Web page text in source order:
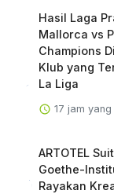
Hasil Laga
Mallorca vs
Champions
Klub yang
La Liga
17 jam yang
ARTOTEL
Goethe-
Rayakan